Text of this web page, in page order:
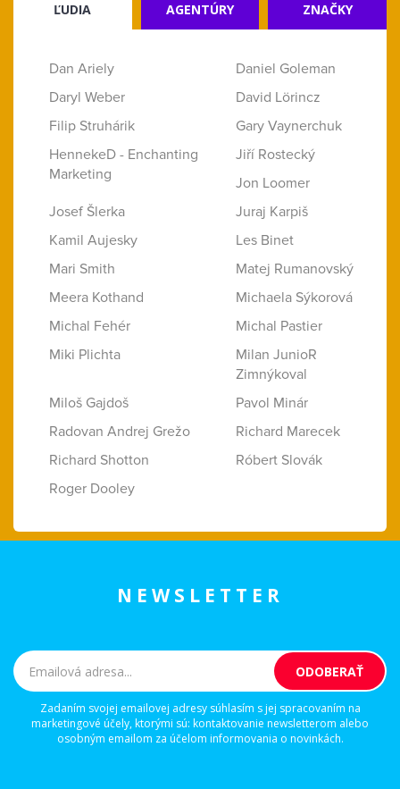
ĽUDIA AGENTÚRY ZNAČKY
Dan Ariely
Daniel Goleman
Daryl Weber
David Lörincz
Filip Struhárik
Gary Vaynerchuk
HennekeD - Enchanting
Marketing
Jiří Rostecký
Jon Loomer
Josef Šlerka
Juraj Karpiš
Kamil Aujesky
Les Binet
Mari Smith
Matej Rumanovský
Meera Kothand
Michaela Sýkorová
Michal Fehér
Michal Pastier
Miki Plichta
Milan JunioR
Zimnýkoval
Miloš Gajdoš
Pavol Minár
Radovan Andrej Grežo
Richard Marecek
Richard Shotton
Róbert Slovák
Roger Dooley
NEWSLETTER
Zadaním svojej emailovej adresy súhlasím s jej spracovaním na
marketingové účely, ktorými sú: kontaktovanie newsletterom alebo
osobným emailom za účelom informovania o novinkách.